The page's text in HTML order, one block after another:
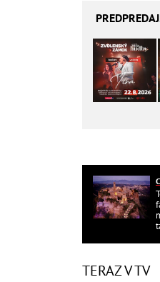
PREDPREDAJ
TERAZ V TV